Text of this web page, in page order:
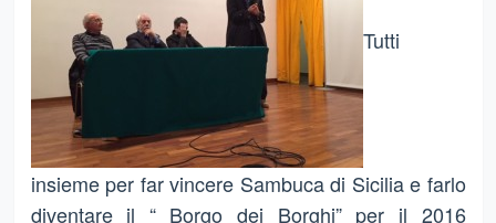
Tutti
insieme per far vincere Sambuca di Sicilia e farlo
diventare il “ Borgo dei Borghi” per il 2016